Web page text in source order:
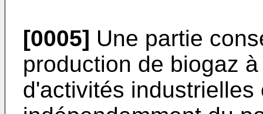
[0005] Une partie
production de biogaz
d'activités industrielles